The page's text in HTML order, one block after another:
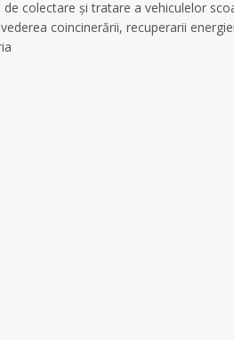
colectare şi tratare a vehiculelor
coincinerării, recuperarii